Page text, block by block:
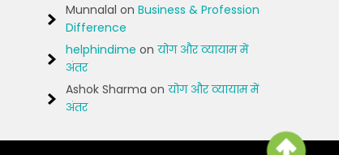
Munnalal on Business & Profession
Difference
helphindime on योग और व्यायाम में
अंतर
Ashok Sharma on योग और व्यायाम में
अंतर